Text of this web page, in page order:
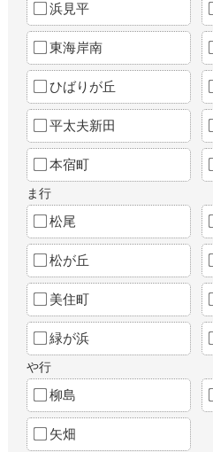
浜見平
東海岸南
ひばりが丘
平太夫新田
本宿町
ま行
松尾
松が丘
美住町
緑が浜
や行
柳島
矢畑